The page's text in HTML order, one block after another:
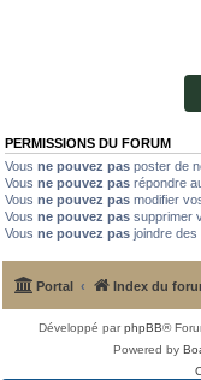
PERMISSIONS DU FORUM
Vous ne pouvez pas poster de
Vous ne pouvez pas répondre
Vous ne pouvez pas modifier
Vous ne pouvez pas supprimer
Vous ne pouvez pas joindre des
Portal Index du
Développé parphpBB®
Powered by